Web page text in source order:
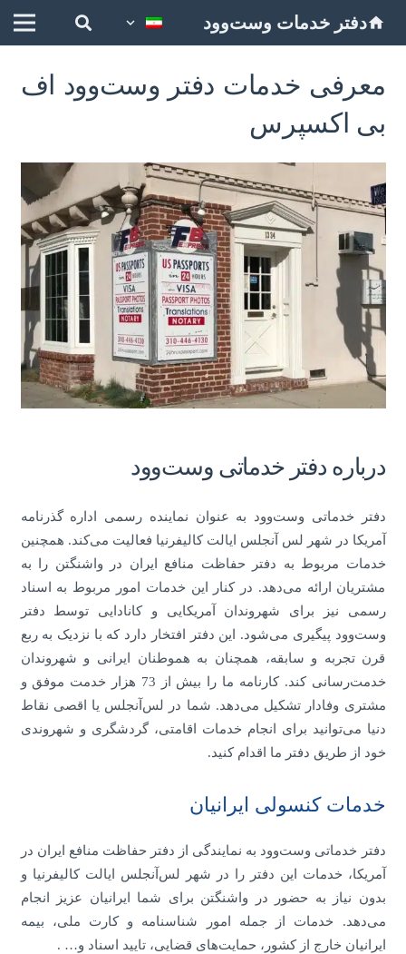
homeدفتر خدمات وست‌وود
معرفی خدمات دفتر وست‌وود اف
بی اکسپرس
درباره دفتر خدماتی وست‌وود
دفتر خدماتی وست‌وود به عنوان نماینده رسمی اداره گذرنامه
آمریکا در شهر لس آنجلس ایالت کالیفرنیا فعالیت می‌کند. همچنین
خدمات مربوط به دفتر حفاظت منافع ایران در واشنگتن را به
مشتریان ارائه می‌دهد. در کنار این خدمات امور مربوط به اسناد
رسمی نیز برای شهروندان آمریکایی و کانادایی توسط دفتر
وست‌وود پیگیری می‌شود. این دفتر افتخار دارد که با نزدیک به ربع
قرن تجربه و سابقه، همچنان به هموطنان ایرانی و شهروندان
خدمت‌رسانی کند. کارنامه ما را بیش از 73 هزار خدمت موفق و
مشتری وفادار تشکیل می‌دهد. شما در لس‌آنجلس یا اقصی نقاط
دنیا می‌توانید برای انجام خدمات اقامتی، گردشگری و شهروندی
خود از طریق دفتر ما اقدام کنید.
خدمات کنسولی ایرانیان
دفتر خدماتی وست‌وود به نمایندگی از دفتر حفاظت منافع ایران در
آمریکا، خدمات این دفتر را در شهر لس‌آنجلس ایالت کالیفرنیا و
بدون نیاز به حضور در واشنگتن برای شما ایرانیان عزیز انجام
می‌دهد. خدمات از جمله امور شناسنامه و کارت ملی، بیمه
ایرانیان خارج از کشور، حمايت‌های قضايی، تایید اسناد و… .